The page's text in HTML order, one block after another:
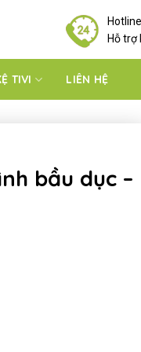
Hỗ trợ
TIVI LIÊN HỆ
bầu dục –